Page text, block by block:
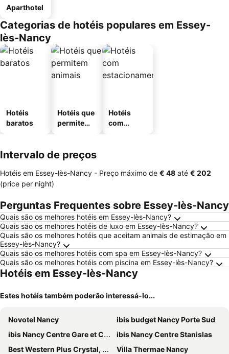
Aparthotel
Categorias de hotéis populares em Essey-
lès-Nancy
Hotéis
baratos
Hotéis que
permitem
Hotéis
com
Intervalo de preços
Hotéis em Essey-lès-Nancy - Preço máximo de ‎€ 48 até ‎€ 202
(price per night)
Perguntas Frequentes sobre Essey-lès-Nancy
Quais são os melhores hotéis em Essey-lès-Nancy?
Quais são os melhores hotéis de luxo em Essey-lès-Nancy?
Quais são os melhores hotéis que aceitam animais de estimação em
Essey-lès-Nancy?
Quais são os melhores hotéis com spa em Essey-lès-Nancy?
Quais são os melhores hotéis com piscina em Essey-lès-Nancy?
Hotéis em Essey-lès-Nancy
Estes hotéis também poderão interessá-lo...
Novotel Nancy
ibis budget Nancy Porte Sud
ibis Nancy Centre Gare et Congres
ibis Nancy Centre Stanislas
Best Western Plus Crystal, Hotel & Spa
Villa Thermae Nancy